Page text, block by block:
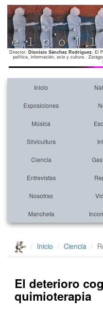
Director: Dionisio Sánchez Rodríguez. El
política, información, ocio y cultura .
Inicio
Exposiciones
Música
Silvicultura
Ciencia
Entrevistas
Nosotras
Mancheta
Inicio Ciencia
El deterioro
quimioterapia